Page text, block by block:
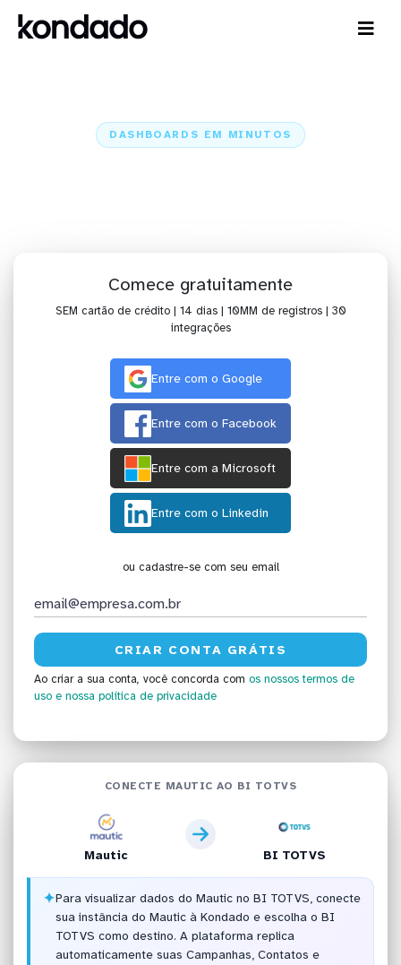
DASHBOARDS EM MINUTOS
Comece gratuitamente
SEM cartão de crédito | 14 dias | 10MM de registros | 30
integrações
Entre com o Google
Entre com o Facebook
Entre com a Microsoft
Entre com o Linkedin
ou cadastre-se com seu email
Ao criar a sua conta, você concorda com os nossos termos de
uso e nossa política de privacidade
CONECTE MAUTIC AO BI TOTVS
Mautic BI TOTVS
✦Para visualizar dados do Mautic no BI TOTVS, conecte
sua instância do Mautic à Kondado e escolha o BI
TOTVS como destino. A plataforma replica
automaticamente suas Campanhas, Contatos e